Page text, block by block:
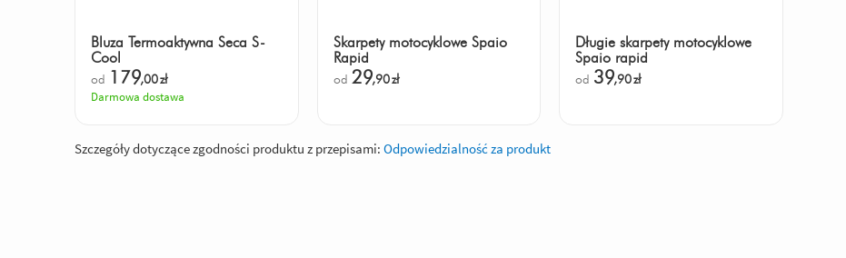
Bluza Termoaktywna Seca S-
Cool
od 179,00zł
Darmowa dostawa
Skarpety motocyklowe Spaio
Rapid
od 29,90zł
Długie skarpety motocyklowe
Spaio rapid
od 39,90zł
Szczegóły dotyczące zgodności produktu z przepisami: Odpowiedzialność za produkt